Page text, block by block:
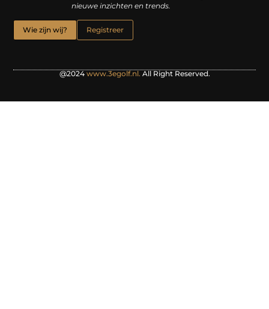
nieuwe inzichten en trends.
Wie zijn wij? Registreer
@2024www.3egolf.nl.All Right Reserved.